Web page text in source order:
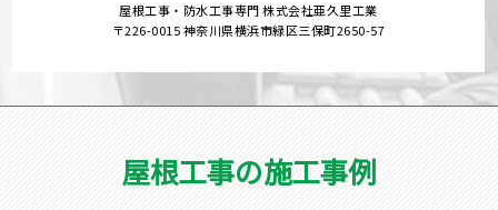
屋根工事・防水工事専門 株式会社亜久里工業
〒226-0015 神奈川県横浜市緑区三保町2650-57
屋根工事の施工事例